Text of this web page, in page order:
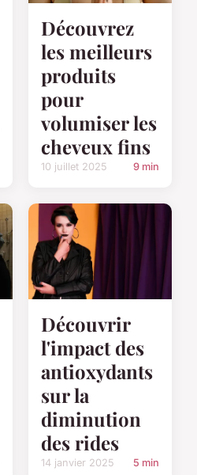
Découvrez
les meilleurs
produits
pour
volumiser les
cheveux fins
10 juillet 2025 9 min
Découvrir
l'impact des
antioxydants
sur la
diminution
des rides
14 janvier 2025 5 min